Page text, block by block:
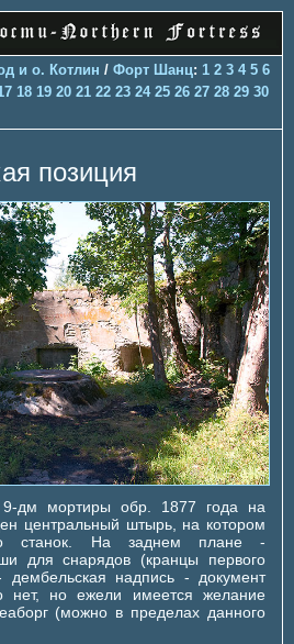
и о. Котлин / Форт Шанц: 1 2 3 4 5 6
18 19 20 21 22 23 24 25 26 27 28 29 30
позиция
9-дм мортиры обр. 1877 года на
центральный штырь, на котором
станок. На заднем плане -
для снарядов (кранцы первого
надпись - документ
нет, но ежели имеется желание
(можно в пределах данного